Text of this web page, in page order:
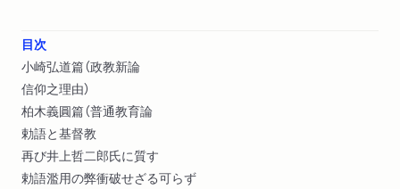
目次
小崎弘道篇（政教新論
信仰之理由）
柏木義圓篇（普通教育論
勅語と基督教
再び井上哲二郎氏に質す
勅語濫用の弊衝破せざる可らず